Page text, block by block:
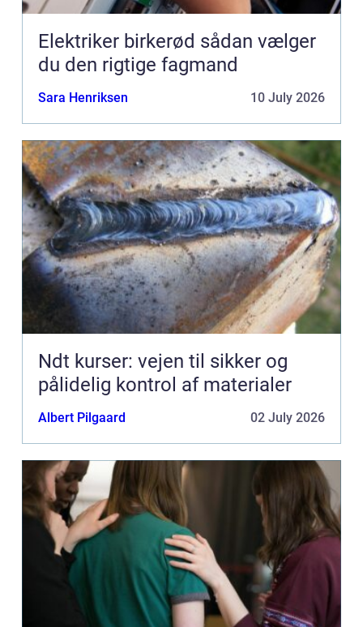
Elektriker birkerød sådan vælger
du den rigtige fagmand
Sara Henriksen 10 July 2026
Ndt kurser: vejen til sikker og
pålidelig kontrol af materialer
Albert Pilgaard 02 July 2026